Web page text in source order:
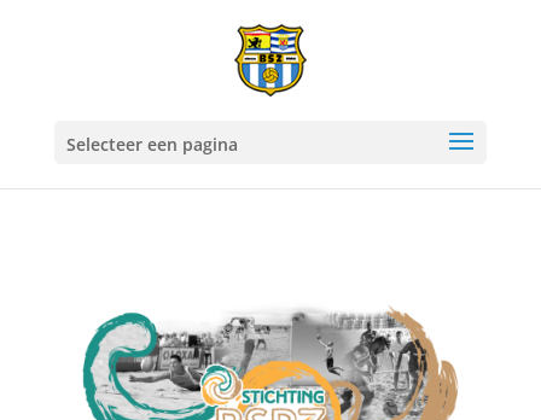
Selecteer een pagina